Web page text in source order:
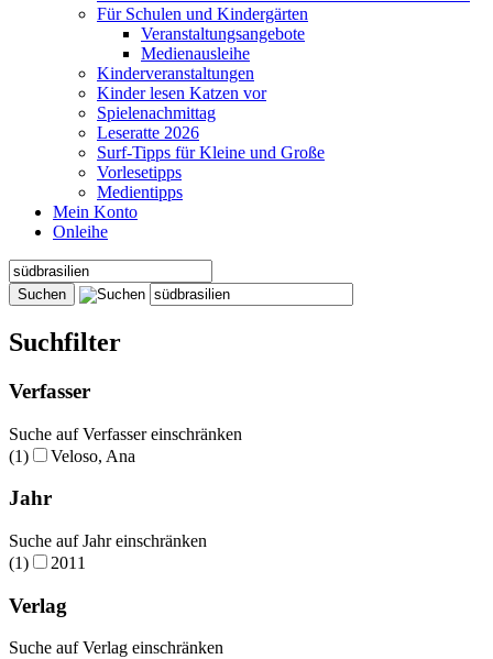
Für Schulen und Kindergärten
Veranstaltungsangebote
Medienausleihe
Kinderveranstaltungen
Kinder lesen Katzen vor
Spielenachmittag
Leseratte 2026
Surf-Tipps für Kleine und Große
Vorlesetipps
Medientipps
Mein Konto
Onleihe
Suchfilter
Verfasser
Suche auf Verfasser einschränken
(1)
Veloso, Ana
Jahr
Suche auf Jahr einschränken
(1)
2011
Verlag
Suche auf Verlag einschränken